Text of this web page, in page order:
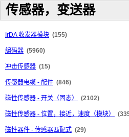
传感器，变送器
IrDA 收发器模块 (155)
编码器 (5960)
冲击传感器 (15)
传感器电缆 - 配件 (846)
磁性传感器 - 开关（固态） (2102)
磁性传感器 - 位置，接近，速度（模块）
磁性器件 - 传感器匹配式 (29)